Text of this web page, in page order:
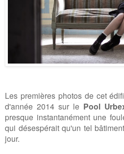
Les premières photos de cet
d'année 2014 sur le Pool
presque instantanément une
qui désespérait qu'un tel
jour.